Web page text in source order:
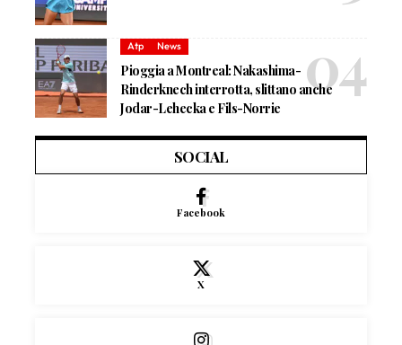
Atp News
Pioggia a Montreal: Nakashima-
Rinderknech interrotta, slittano anche
Jodar-Lehecka e Fils-Norrie
SOCIAL
Facebook
X